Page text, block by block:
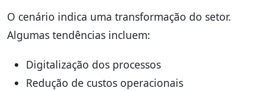
O cenário indica uma transformação do setor.
Algumas tendências incluem:
Digitalização dos processos
Redução de custos operacionais